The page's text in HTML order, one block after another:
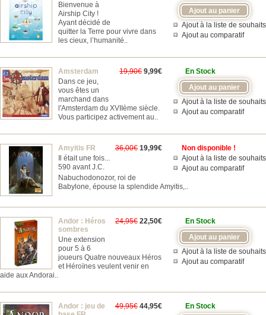
Ajout à la liste de souhaits
Ajout au comparatif
Bienvenue à
Airship City !
Ayant décidé de
quitter la Terre pour vivre dans
les cieux, l’humanité..
En Stock
Ajout à la liste de souhaits
Ajout au comparatif
19,90€ 9,99€
Amsterdam
Dans ce jeu,
vous êtes un
marchand dans
l'Amsterdam du XVIIème siècle.
Vous participez activement au..
Non disponible !
Ajout à la liste de souhaits
Ajout au comparatif
36,00€ 19,99€
Amyitis FR
Il était une fois...
590 avant J.C.
Nabuchodonozor, roi de
Babylone, épouse la splendide Amyitis,..
En Stock
Ajout à la liste de souhaits
Ajout au comparatif
24,95€ 22,50€
Andor : Héros
sombres
Une extension
pour 5 à 6
joueurs Quatre nouveaux Héros
et Héroïnes veulent venir en
aide aux Andorai..
En Stock
49,95€ 44,95€
Andor : jeu de